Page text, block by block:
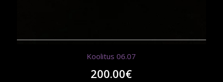
Koolitus 06.07
200.00€